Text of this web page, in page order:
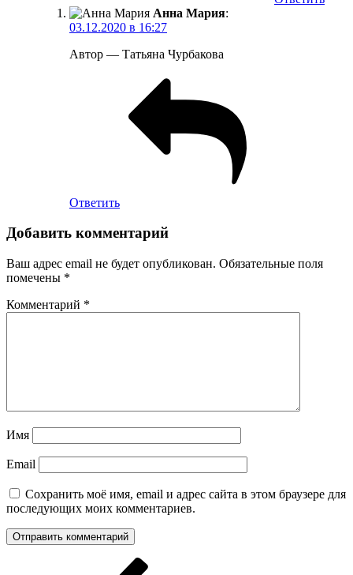
Анна Мария:
03.12.2020 в 16:27
Автор — Татьяна Чурбакова
Ответить
Добавить комментарий
Ваш адрес email не будет опубликован. Обязательные поля
помечены *
Комментарий *
Имя
Email
Сохранить моё имя, email и адрес сайта в этом браузере для
последующих моих комментариев.